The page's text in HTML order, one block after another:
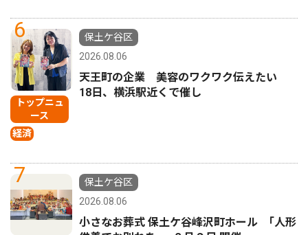
6
トップニュ
ース
経済
保土ケ谷区
2026.08.06
天王町の企業 美容のワクワク伝えたい
18日、横浜駅近くで催し
7
保土ケ谷区
2026.08.06
小さなお葬式 保土ケ谷峰沢町ホール ｢人形